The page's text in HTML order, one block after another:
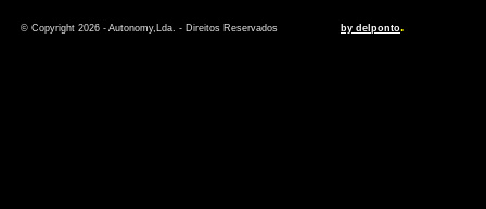
© Copyright 2026 - Autonomy,Lda. - Direitos Reservados by delponto.